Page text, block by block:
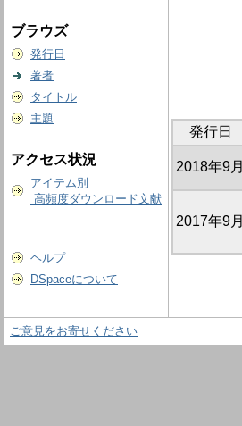
ブラウズ
発行日
著者
タイトル
主題
アクセス状況
アイテム別
高頻度ダウンロード文献
ヘルプ
DSpaceについて
発行日
2018年9月
2017年9月
ご意見をお寄せください